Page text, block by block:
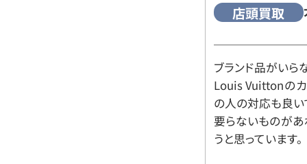
店頭買取
ブランド品がいら
Louis Vuittonの
の人の対応も良い
要らないものがあ
うと思っています。